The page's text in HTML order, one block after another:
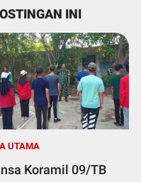
INI
UTAMA
Koramil 09/TB